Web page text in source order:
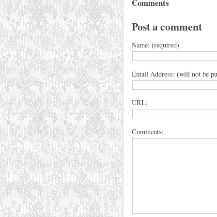
Comments
Post a comment
Name: (required)
Email Address: (will not be
URL:
Comments: